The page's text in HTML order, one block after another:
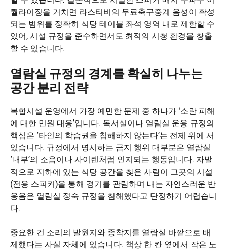
퀄라이징을 거치면 라스티비의 무료축구중계 음성이 확성
되는 범위를 정확히 식당 테이블 좌석 영역 내로 제한할 수
있어, 시설 규정을 준수하면서도 최적의 시청 환경을 창출
할 수 있습니다.
열람실 규정의 경계를 확실히 나누는
공간 분리 전략
복합시설 운영에서 가장 예민한 문제 중 하나가 ‘소란 피해
에 대한 민원 대응’입니다. 독서실이나 열람실 운용 규정의
핵심은 ‘타인의 학습권을 침해하지 않는다’는 전제 위에 서
있습니다. 규정에서 명시하는 금지 행위 대부분은 열람실
‘내부’의 소음이나 사이렌처럼 인지되는 행동입니다. 자발
적으로 지하에 있는 식당 공간을 찾은 사람이 그곳의 시설
(전용 스피커)을 통해 경기를 관람하며 내는 자연스러운 반
응음은 열람실 정숙 규정을 침해했다고 단정하기 어렵습니
다.
중요한 건 소리의 발원지와 종착지를 열람실 바깥으로 배
제했다는 사실 자체에 있습니다. 책상 한 칸 옆에서 작은 노